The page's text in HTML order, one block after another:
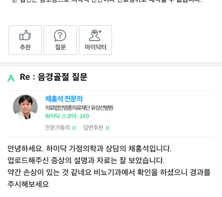
추천 질문 마이닥터
Re : 음경골절 질문
채홍석 전문의
의료법인영훈의료재단 유성선병원
하이닥 스코어: 249
전문가동의 0 답변추천 0
안녕하세요. 하이닥 가정의학과 상담의 채홍석입니다.
업로드해주신 증상의 설명과 자료는 잘 보았습니다.
약간 손상이 있는 것 같네요 비뇨기과에서 확인을 하셨으니 경과를
주시해보세요